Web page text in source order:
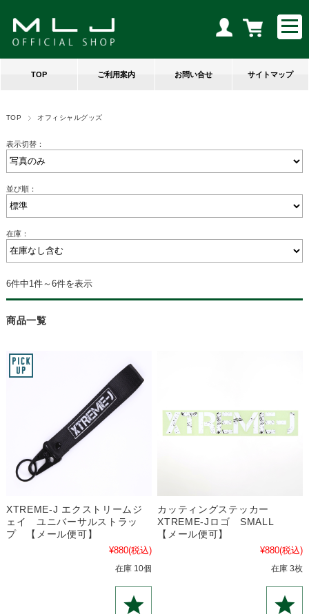
TOP ご利用案内 お問い合せ サイトマップ
TOP オフィシャルグッズ
表示切替：
並び順：
在庫：
6件中1件～6件を表示
商品一覧
XTREME-J エクストリームジ
ェイ ユニバーサルストラッ
プ 【メール便可】
¥880(税込)
在庫 10個
カッティングステッカー
XTREME-Jロゴ SMALL
【メール便可】
¥880(税込)
在庫 3枚